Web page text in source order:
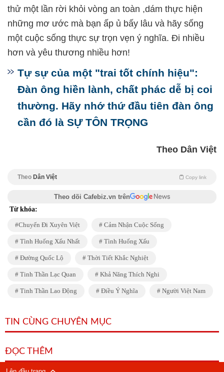
thử một lần rời khỏi vòng an toàn ,dám thực hiện
những mơ ước mà bạn ấp ủ bấy lâu và hãy sống
một cuộc sống thực sự trọn vẹn ý nghĩa. Đi nhiều
hơn và yêu thương nhiều hơn!
Tự sự của một "trai tốt chính hiệu":
Đàn ông hiền lành, chất phác dễ bị coi
thường. Hãy nhớ thứ đầu tiên đàn ông
cần đó là SỰ TÔN TRỌNG
Theo Dân Việt
Theo Dân Việt Copy link
Theo dõi Cafebiz.vn trên
Từ khóa:
Chuyến Đi Xuyên Việt Cảm Nhận Cuộc Sống
Tình Huống Xấu Nhất Tình Huống Xấu
Đường Quốc Lộ Thời Tiết Khắc Nghiệt
Tinh Thần Lạc Quan Khả Năng Thích Nghi
Tinh Thần Lao Động Điều Ý Nghĩa Người Việt Nam
TIN CÙNG CHUYÊN MỤC
ĐỌC THÊM